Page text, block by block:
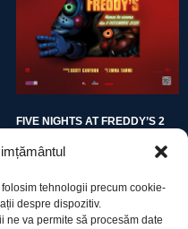
tehnologii precum cookie-
despre dispozitiv.
ne va permite să procesăm date
FIVE NIGHTS AT FREDDY’S 2